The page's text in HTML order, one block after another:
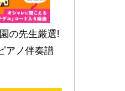
の先生厳選!
アノ伴奏譜